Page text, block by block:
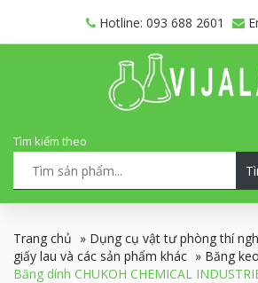
Hotline: 093 688 2601
Tìm kiếm theo
Trang chủ » Dụng cụ vật tư phòng thí
giấy lau và các sản phẩm khác » Băng
Băng dính CHUKOH CHEMICAL